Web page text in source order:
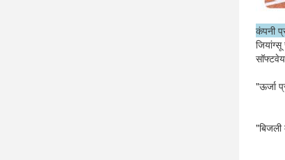
कंपनी
"ऊर्जा
"बिजली